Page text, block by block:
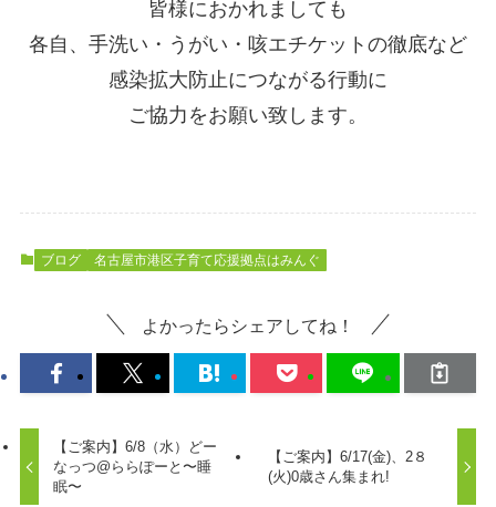
皆様におかれましても
各自、手洗い・うがい・咳エチケットの徹底など
感染拡大防止につながる行動に
ご協力をお願い致します。
ブログ 名古屋市港区子育て応援拠点はみんぐ
よかったらシェアしてね！
【ご案内】6/8（水）どー
なっつ@ららぽーと〜睡
眠〜
【ご案内】6/17(金)、2８
(火)0歳さん集まれ!